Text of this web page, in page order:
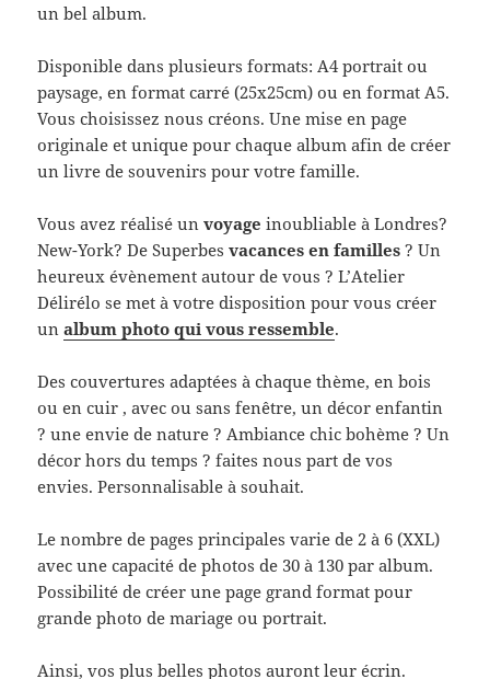
un bel album.
Disponible dans plusieurs formats: A4 portrait ou
paysage, en format carré (25x25cm) ou en format A5.
Vous choisissez nous créons. Une mise en page
originale et unique pour chaque album afin de créer
un livre de souvenirs pour votre famille.
Vous avez réalisé unvoyage inoubliable à Londres?
New-York? De Superbesvacances en familles ? Un
heureux évènement autour de vous ? L’Atelier
Délirélo se met à votre disposition pour vous créer
unalbum photo qui vous ressemble.
Des couvertures adaptées à chaque thème, en bois
ou en cuir , avec ou sans fenêtre, un décor enfantin
? une envie de nature ? Ambiance chic bohème ? Un
décor hors du temps ? faites nous part de vos
envies. Personnalisable à souhait.
Le nombre de pages principales varie de 2 à 6 (XXL)
avec une capacité de photos de 30 à 130 par album.
Possibilité de créer une page grand format pour
grande photo de mariage ou portrait.
Ainsi, vos plus belles photos auront leur écrin.